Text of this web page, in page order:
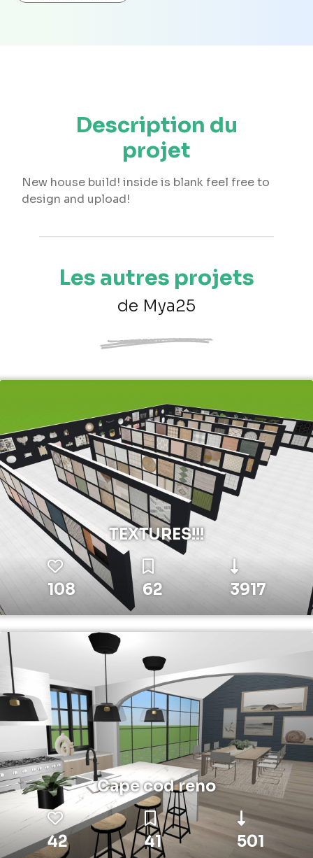
Description du
projet
New house build! inside is blank feel free to
design and upload!
Les autres projets
de Mya25
TEXTURES!!!
108 62 3917
Cape cod reno
42 41 501